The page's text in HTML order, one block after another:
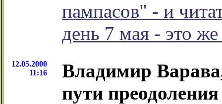
пампасов" - и
день 7 мая - это
12.05.2000
11:16
Владимир
пути